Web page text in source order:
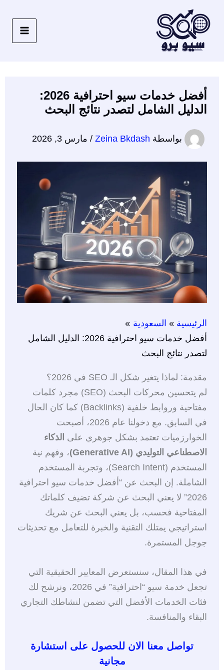
المحتوى
أفضل خدمات سيو احترافية 2026:
الدليل الشامل لتصدر نتائج البحث
بواسطة Zeina Bkdash
/ مارس 3, 2026
الرئيسية
السعودية
أفضل خدمات سيو احترافية 2026: الدليل الشامل
لتصدر نتائج البحث
مقدمة: لماذا يتغير شكل الـ SEO في 2026؟
لم يتحسين محركات البحث (SEO) مجرد كلمات
مفتاحية وروابط خلفية (Backlinks) كما كان الحال
في السابق. مع دخولنا عام 2026، أصبحت
الخوارزميات تعتمد بشكل جوهري على الذكاء
الاصطناعي التوليدي (Generative AI)
، وفهم نية
المستخدم (Search Intent)، وتجربة المستخدم
الشاملة. إن البحث عن “أفضل خدمات سيو احترافية
2026” لا يعني البحث عن شركة تضيف كلماتك
المفتاحية فحسب، بل يعني البحث عن شريك
استراتيجي يمتلك التقنية والخبرة للتعامل مع تحديثات
جوجل المستمرة.
في هذا المقال، سنستعرض المعايير الحقيقية التي
تجعل خدمة سيو “احترافية” في 2026، ونرشح لك
فئات الخدمات الأفضل التي تضمن لنشاطك التجاري
البقاء والمنافسة.
تواصل معنا الان للحصول على استشارة
مجانية